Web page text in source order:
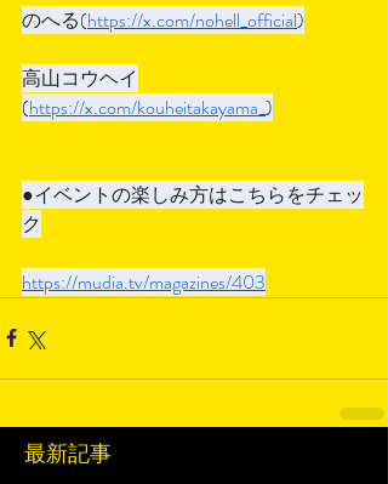
のへる(https://x.com/nohell_official)
高山コウヘイ
(https://x.com/kouheitakayama_)
●イベントの楽しみ方はこちらをチェッ
ク
https://mudia.tv/magazines/403
最新記事